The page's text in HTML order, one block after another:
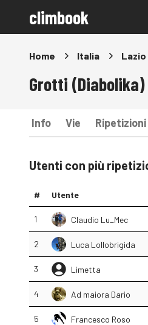
climbook
Home Italia Lazio
Grotti (Diabolika)
Info Vie Ripetizioni
Utenti con più
# Utente
1 Claudio Lu_Mec
2 Luca Lollobrigida
3 Limetta
4 Ad maiora Dario
5 Francesco Roso